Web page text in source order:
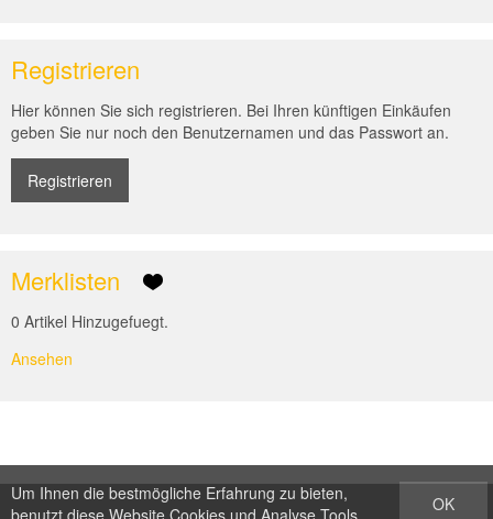
Registrieren
Hier können Sie sich registrieren. Bei Ihren künftigen Einkäufen
geben Sie nur noch den Benutzernamen und das Passwort an.
Registrieren
Merklisten
0 Artikel Hinzugefuegt.
Ansehen
OK
Um Ihnen die bestmögliche Erfahrung zu bieten,
benutzt diese Website Cookies und Analyse Tools.